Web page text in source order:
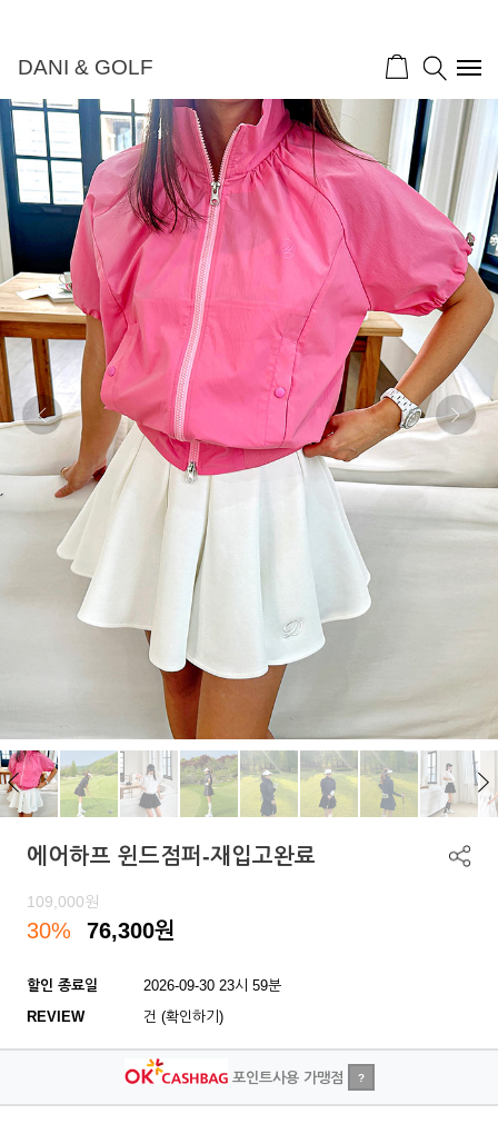
DANI & GOLF
에어하프 윈드점퍼-재입고완료
109,000원
30% 76,300원
할인 종료일
2026-09-30 23시 59분
REVIEW
건 (확인하기)
포인트사용 가맹점 ?